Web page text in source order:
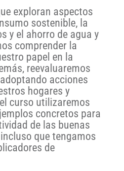
exploran aspectos
sostenible, la
y el ahorro de agua y
comprender la
papel en la
reevaluaremos
acciones
hogares y
curso utilizaremos
concretos para
de las buenas
que tengamos
de